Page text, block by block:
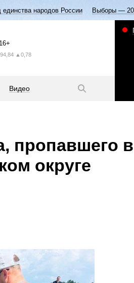
единства народов России Выборы —
16+
94,84 ▲0,78
Видео
пропавшего
округе